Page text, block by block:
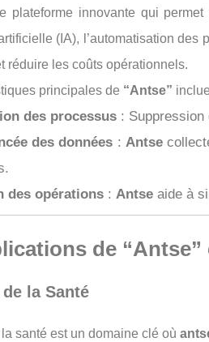
plateforme innovante qui
(IA), l’automatisation
réduire les coûts opérationnels.
principales de “Antse”
des processus :
des données : Antse
des opérations : Antse aide à
de
la Santé
santé est un domaine clé où